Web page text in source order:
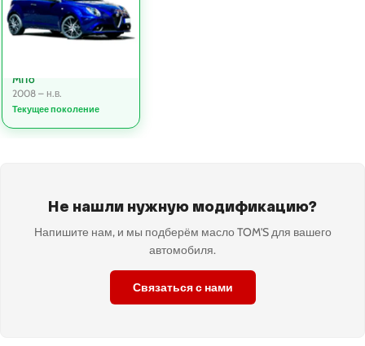
MiTo
2008 – н.в.
Текущее поколение
Не нашли нужную модификацию?
Напишите нам, и мы подберём масло TOM'S для вашего
автомобиля.
Связаться с нами